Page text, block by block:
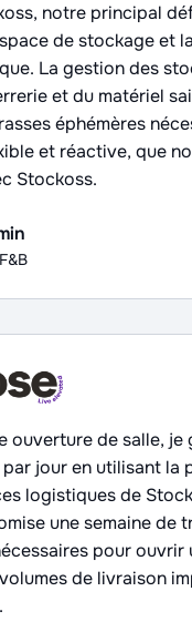
notre principal
de stockage et
La gestion des
et du matériel
éphémères
et réactive, que
Stockoss.
ouverture de salle, je
par jour en utilisant la
logistiques de
une semaine de
pour ouvrir
de livraison